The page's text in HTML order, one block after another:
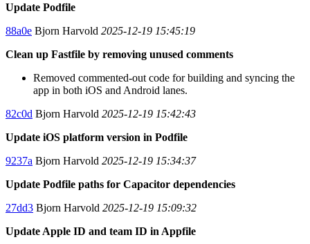
Update Podfile
88a0e Bjorn Harvold 2025-12-19 15:45:19
Clean up Fastfile by removing unused comments
Removed commented-out code for building and syncing the
app in both iOS and Android lanes.
82c0d Bjorn Harvold 2025-12-19 15:42:43
Update iOS platform version in Podfile
9237a Bjorn Harvold 2025-12-19 15:34:37
Update Podfile paths for Capacitor dependencies
27dd3 Bjorn Harvold 2025-12-19 15:09:32
Update Apple ID and team ID in Appfile